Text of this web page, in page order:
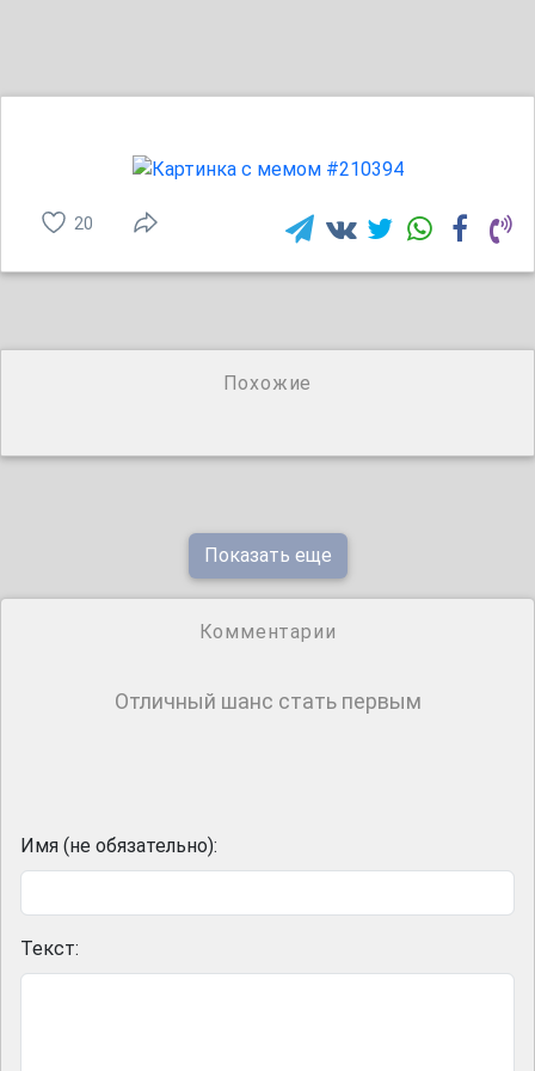
20
Похожие
Показать еще
Комментарии
Отличный шанс стать первым
Имя (не обязательно):
Текст: